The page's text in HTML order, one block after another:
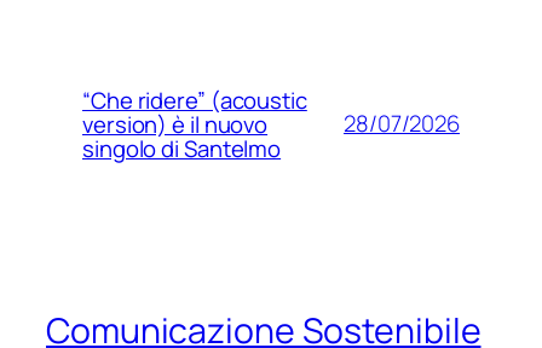
“Che ridere” (acoustic
version) è il nuovo
singolo di Santelmo
28/07/2026
Comunicazione Sostenibile